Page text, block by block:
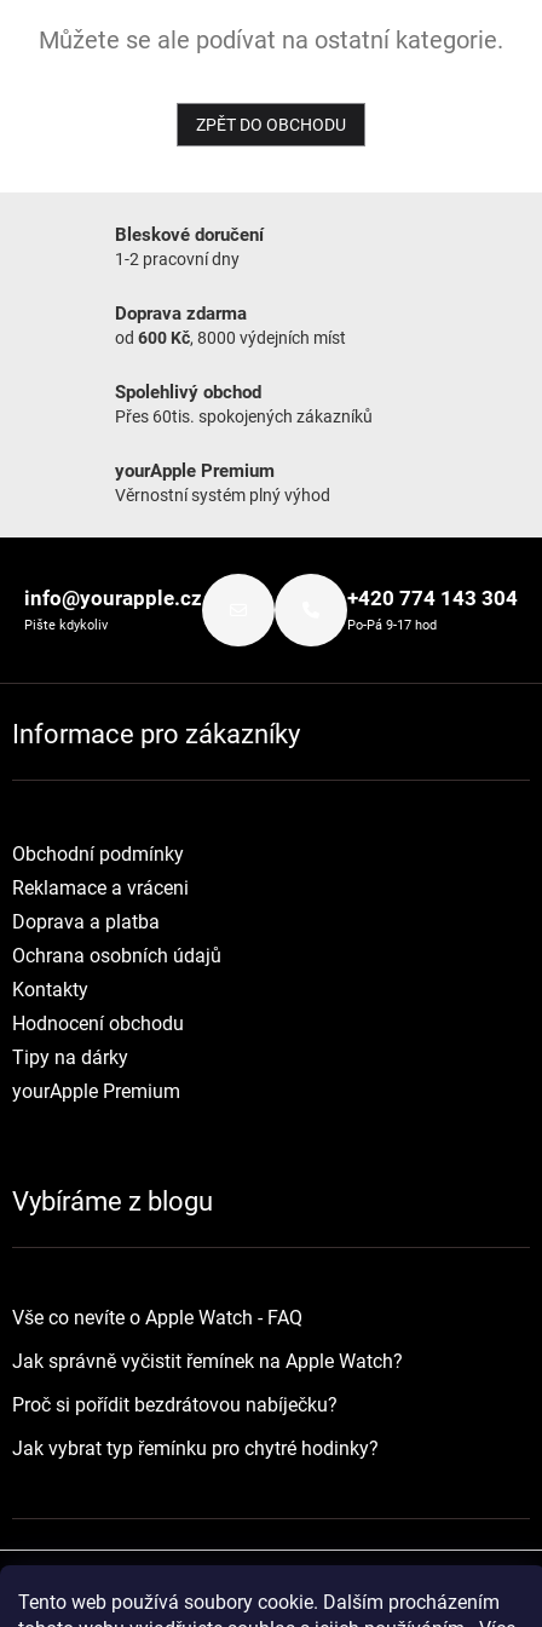
Tento web používá soubory cookie. Dalším procházením
NOVINKY
Můžete se ale podívat na ostatní kategorie.
ZPĚT DO OBCHODU
Bleskové doručení
1-2 pracovní dny
Doprava zdarma
od 600 Kč, 8000 výdejních míst
Spolehlivý obchod
Přes 60tis. spokojených zákazníků
yourApple Premium
Věrnostní systém plný výhod
info@yourapple.cz
Pište kdykoliv
+420 774 143 304
Po-Pá 9-17 hod
Informace pro zákazníky
Obchodní podmínky
Reklamace a vráceni
Doprava a platba
Ochrana osobních údajů
Kontakty
Hodnocení obchodu
Tipy na dárky
yourApple Premium
Vybíráme z blogu
Vše co nevíte o Apple Watch - FAQ
Jak správně vyčistit řemínek na Apple Watch?
Proč si pořídit bezdrátovou nabíječku?
Jak vybrat typ řemínku pro chytré hodinky?
Vytvořil Shoptet